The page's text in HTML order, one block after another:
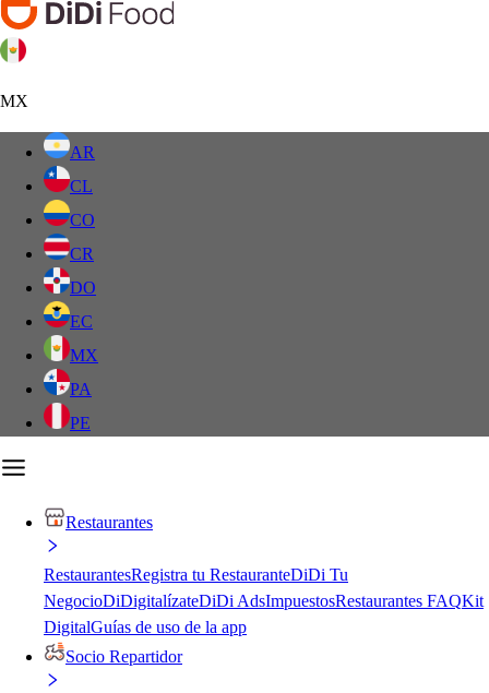
MX
AR
CL
CO
CR
DO
EC
MX
PA
PE
Restaurantes
RestaurantesRegistra tu RestauranteDiDi Tu
NegocioDiDigitalízateDiDi AdsImpuestosRestaurantes FAQKit
DigitalGuías de uso de la app
Socio Repartidor